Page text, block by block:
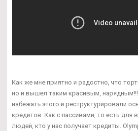
Как же мне приятно и радостно, что
но и вышел таким красивым,
избежать этого и реструктурировали
кредитов. Как с пассивами, то есть для
людей, кто у нас получает кредиты.